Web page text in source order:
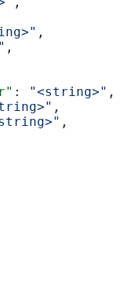
,
,
: "<string>" ,
,
,